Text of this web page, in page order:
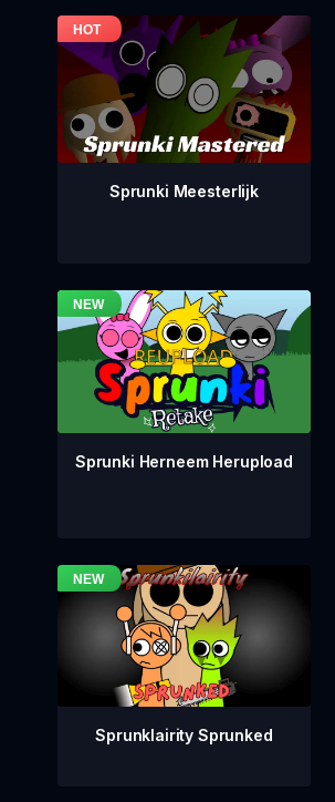
Sprunki Meesterlijk
Sprunki Herneem Herupload
Sprunklairity Sprunked